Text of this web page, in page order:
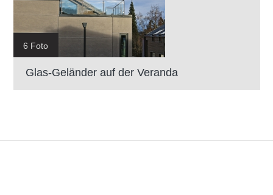
6 Foto
Glas-Geländer auf der Veranda